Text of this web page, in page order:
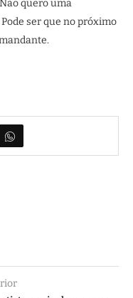
quero uma
ser que no próximo